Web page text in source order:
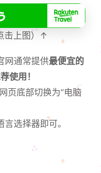
击上图）↑
网通常提供最便宜的
使用！
页底部切换为“电脑
选择器即可。